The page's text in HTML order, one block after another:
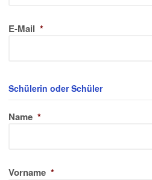
E-Mail *
Schülerin oder Schüler
Name *
Vorname *